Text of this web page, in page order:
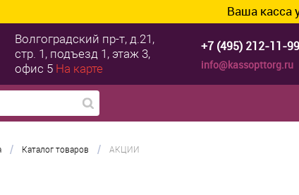
Ваша касса уже
Волгоградский пр-т, д.21,
стр. 1, подъезд 1, этаж 3,
офис 5 На карте
+7 (495) 212-11-99
info@kassopttorg.ru
/ Каталог товаров / АКЦИИ